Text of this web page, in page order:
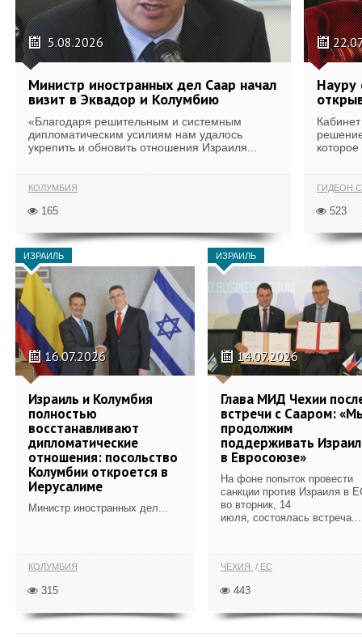
5.08.2026
Министр иностранных дел Саар начал
визит в Эквадор и Колумбию
«Благодаря решительным и системным
дипломатическим усилиям нам удалось
укрепить и обновить отношения Израиля...
КОЛУМБИЯ
165
Науру
ГИДЕОН
523
ИЗРАИЛЬ
16.07.2026
Израиль и Колумбия
полностью
восстанавливают
дипломатические
отношения: посольство
Колумбии откроется в
Иерусалиме
Министр иностранных дел...
КОЛУМБИЯ
315
ИЗРАИЛЬ
14.07.2026
Глава МИД Чехии
встречи с Сааром:
продолжим
поддерживать
в Евросоюзе»
На фоне попыток провести
санкции против Израиля в
во вторник, 14
июля, состоялась встреча...
ЧЕХИЯ ЕС
443